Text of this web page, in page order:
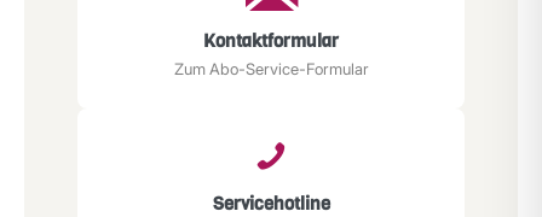
Kontaktformular
Zum Abo-Service-Formular
Servicehotline